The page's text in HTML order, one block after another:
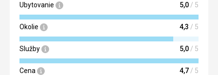
Ubytovanie 5,0 / 5
Okolie 4,3 / 5
Služby 5,0 / 5
Cena 4,7 / 5